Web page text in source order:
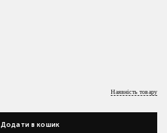
Наявність товару
Додати в кошик